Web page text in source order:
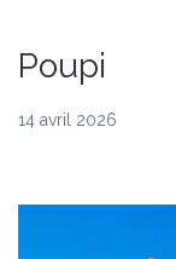
Poupi
14 avril 2026